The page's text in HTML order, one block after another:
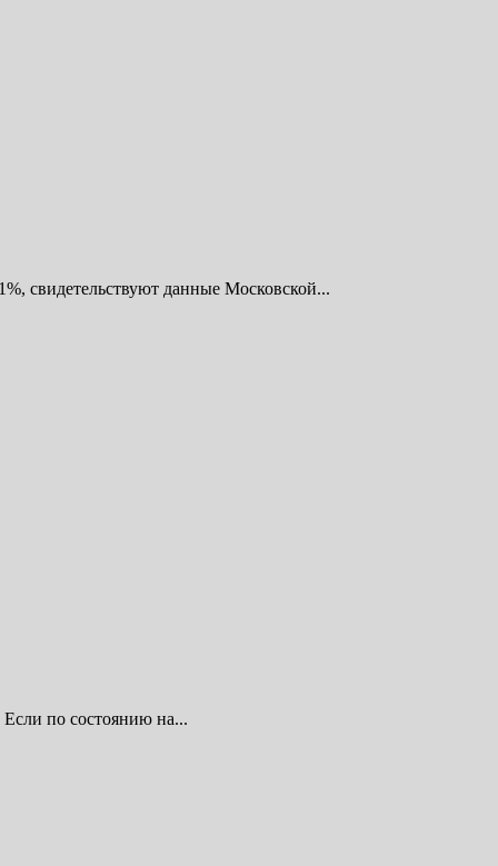
свидетельствуют данные Московской...
по состоянию на...